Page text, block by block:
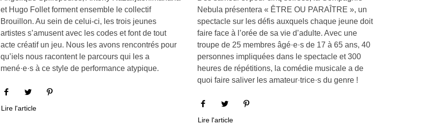
et Hugo Follet forment ensemble le collectif
Brouillon. Au sein de celui-ci, les trois jeunes
artistes s’amusent avec les codes et font de tout
acte créatif un jeu. Nous les avons rencontrés pour
qu’iels nous racontent le parcours qui les a
mené·e·s à ce style de performance atypique.
Lire l'article
Nebula présentera « ÊTRE OU PARAÎTRE », un
spectacle sur les défis auxquels chaque jeune doit
faire face à l’orée de sa vie d’adulte. Avec une
troupe de 25 membres âgé·e·s de 17 à 65 ans, 40
personnes impliquées dans le spectacle et 300
heures de répétitions, la comédie musicale a de
quoi faire saliver les amateur·trice·s du genre !
Lire l'article